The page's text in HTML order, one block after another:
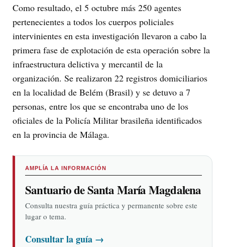
Como resultado, el 5 octubre más 250 agentes
pertenecientes a todos los cuerpos policiales
intervinientes en esta investigación llevaron a cabo la
primera fase de explotación de esta operación sobre la
infraestructura delictiva y mercantil de la
organización. Se realizaron 22 registros domiciliarios
en la localidad de Belém (Brasil) y se detuvo a 7
personas, entre los que se encontraba uno de los
oficiales de la Policía Militar brasileña identificados
en la provincia de Málaga.
AMPLÍA LA INFORMACIÓN
Santuario de Santa María Magdalena
Consulta nuestra guía práctica y permanente sobre este
lugar o tema.
Consultar la guía →